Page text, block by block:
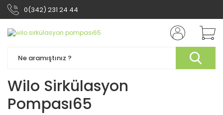
0(342) 231 24 44
Wilo Sirkülasyon
Pompası65